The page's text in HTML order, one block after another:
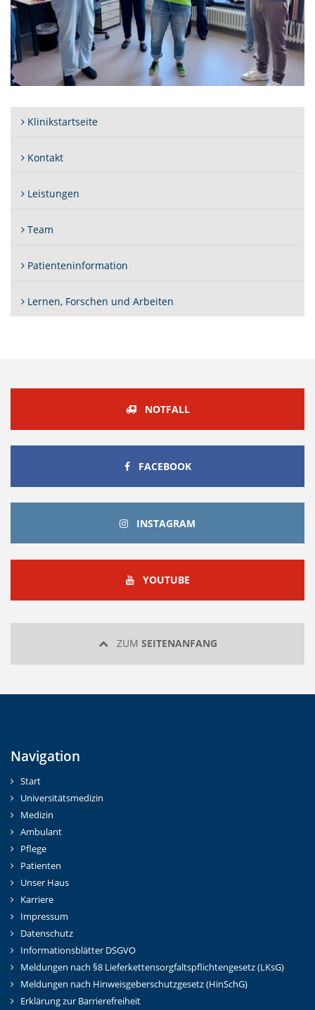
Klinikstartseite
Kontakt
Leistungen
Team
Patienteninformation
Lernen, Forschen und Arbeiten
NOTFALL
FACEBOOKFACEBOOK
INSTAGRAM
YOUTUBEYOUTUBE
ZUM SEITENANFANG
Navigation
Start
Universitätsmedizin
Medizin
Ambulant
Pflege
Patienten
Unser Haus
Karriere
Impressum
Datenschutz
Informationsblätter DSGVO
Meldungen nach §8 Lieferkettensorgfaltspflichtengesetz (LKsG)
Meldungen nach Hinweisgeberschutzgesetz (HinSchG)
Erklärung zur Barrierefreiheit